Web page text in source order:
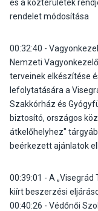
és a közterületek
rendelet módosítása
00:32:40 -
Nemzeti
terveinek elkészítése
lefolytatására a
Szakkórház és
biztosító, országos
átkelőhelyhez"
beérkezett ajánlatok
00:39:01 - A
kiírt beszerzési
00:40:26 - Védőnői